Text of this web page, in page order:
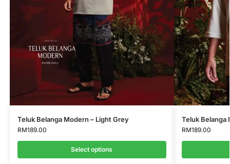
Teluk Belanga Modern – Light Grey
RM189.00
Select options
Teluk Belanga
RM189.00